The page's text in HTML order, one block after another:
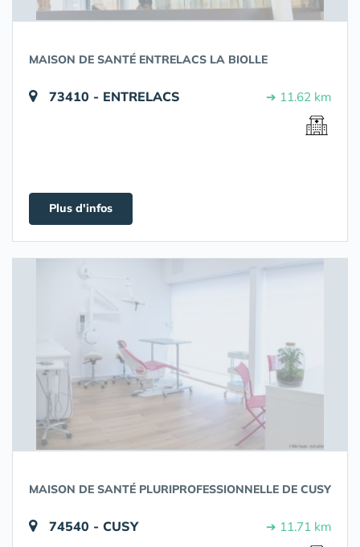
MAISON DE SANTÉ ENTRELACS LA BIOLLE
73410 - ENTRELACS ➔ 11.62 km
Plus d'infos
MAISON DE SANTÉ PLURIPROFESSIONNELLE DE CUSY
74540 - CUSY ➔ 11.71 km